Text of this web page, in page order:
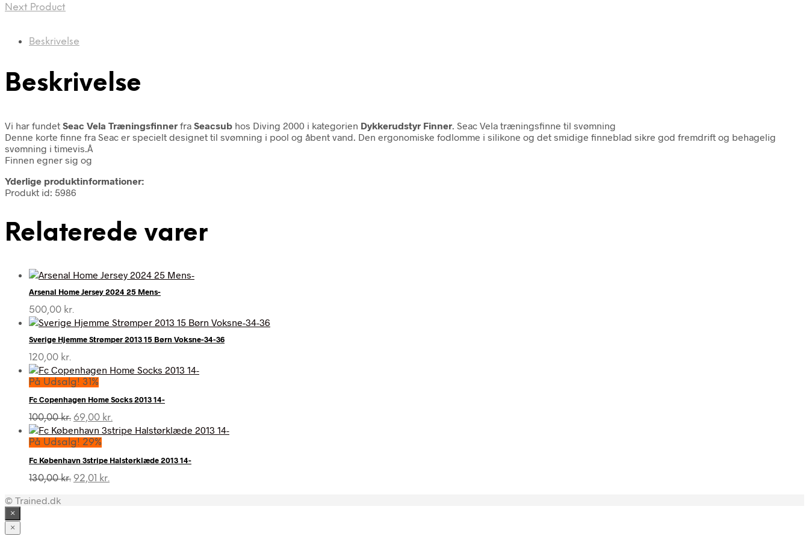
Next Product
Beskrivelse
Beskrivelse
Vi har fundet Seac Vela Træningsfinner fra Seacsub hos Diving 2000 i kategorien Dykkerudstyr Finner . Seac Vela træningsfinne til svømning
Denne korte finne fra Seac er specielt designet til svømning i pool og åbent vand. Den ergonomiske fodlomme i silikone og det smidige finneblad sikre god fremdrift og behagelig
svømning i timevis.Â
Finnen egner sig og
Yderlige produktinformationer:
Produkt id: 5986
Relaterede varer
Arsenal Home Jersey 2024 25 Mens-
500,00 kr.
Sverige Hjemme Strømper 2013 15 Børn Voksne-34-36
120,00 kr.
På Udsalg! 31%
Fc Copenhagen Home Socks 2013 14-
100,00kr. Den
oprindelige
pris
100,00 kr..
69,00 kr.
aktuelle
69,00 kr..
På Udsalg! 29%
Fc København 3stripe Halstørklæde 2013 14-
130,00kr. Den
92,01 kr.
© Trained.dk
×
×